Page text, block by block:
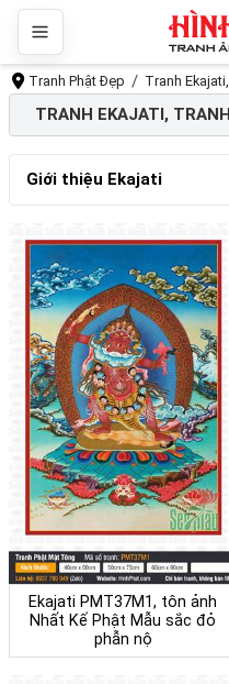
Tranh Phật Đẹp Tranh
TRANH EKAJATI,
Giới thiệu Ekajati
Ekajati PMT37M1, tôn ảnh
Nhất Kế Phật Mẫu sắc đỏ
phẫn nộ